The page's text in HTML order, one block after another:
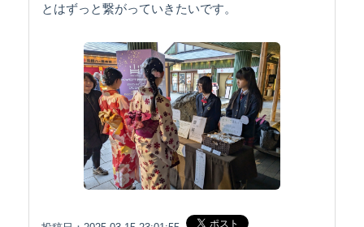
とはずっと繋がっていきたいです。